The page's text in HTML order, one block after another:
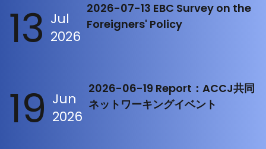
13 Jul
2026
2026-07-13 EBC Survey on the
Foreigners' Policy
19 Jun
2026
2026-06-19 Report：ACCJ共同
ネットワーキングイベント